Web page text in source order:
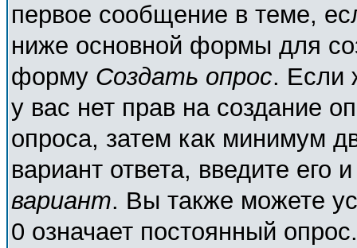
первое сообщение в теме,
ниже основной формы для
форму Создать опрос. Если
у вас нет прав на создание
опроса, затем как минимум
вариант ответа, введите его
вариант. Вы также можете
0 означает постоянный